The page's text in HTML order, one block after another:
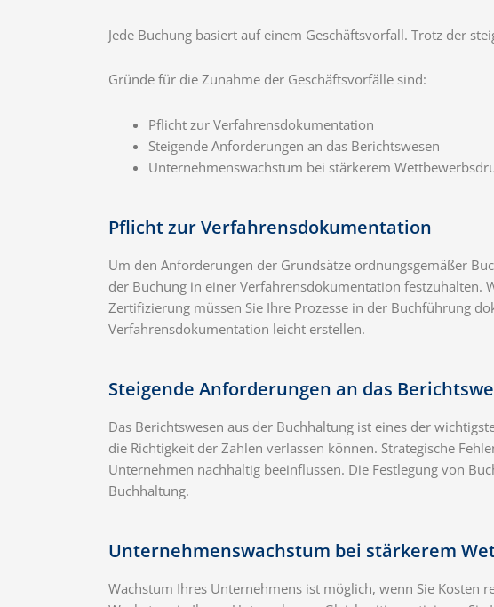
Jede Buchung basiert auf einem Geschäftsvorfall. Trotz der
Gründe für die Zunahme der Geschäftsvorfälle sind:
Pflicht zur Verfahrensdokumentation
Steigende Anforderungen an das Berichtswesen
Unternehmenswachstum bei stärkerem
Pflicht zur Verfahrensdokumentation
Um den Anforderungen der Grundsätze ordnungsgemäßer
der Buchung in einer Verfahrensdokumentation festzuhalten.
Zertifizierung müssen Sie Ihre Prozesse in der Buchführung
Verfahrensdokumentation leicht erstellen.
Steigende Anforderungen an das
Das Berichtswesen aus der Buchhaltung ist eines der
die Richtigkeit der Zahlen verlassen können. Strategische
Unternehmen nachhaltig beeinflussen. Die Festlegung von
Buchhaltung.
Unternehmenswachstum bei stärkerem
Wachstum Ihres Unternehmens ist möglich, wenn Sie